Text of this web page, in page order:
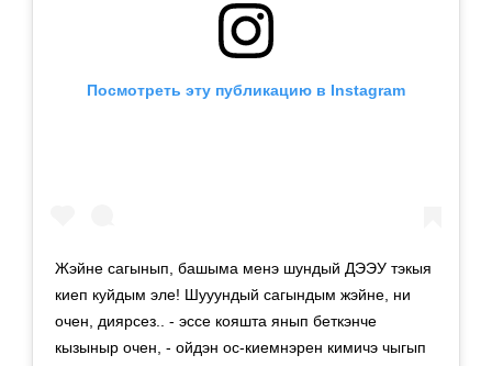
Посмотреть эту публикацию в Instagram
Жэйне сагынып, башыма менэ шундый ДЭЭУ тэкыя
киеп куйдым эле! Шууундый сагындым жэйне, ни
очен, диярсез.. - эссе кояшта янып беткэнче
кызыныр очен, - ойдэн ос-киемнэрен кимичэ чыгып